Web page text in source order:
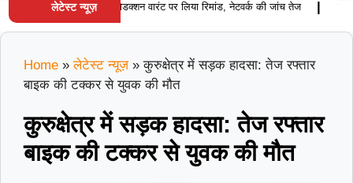
लेटेस्ट न्यूज़
करने वाले आरोपी को प्रोडक्शन वारंट पर लिया रिमांड, नेटवर्क की जांच तेज
Home » लेटेस्ट न्यूज़ »कुरुक्षेत्र में सड़क हादसा: तेज रफ्तार
बाइक की टक्कर से युवक की मौत
कुरुक्षेत्र में सड़क हादसा: तेज रफ्तार
बाइक की टक्कर से युवक की मौत